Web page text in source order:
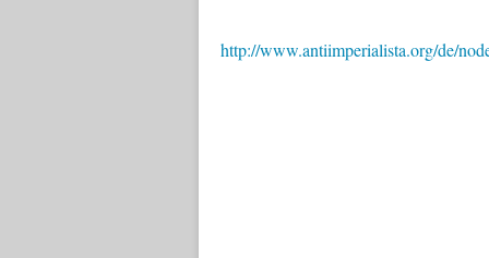
http://www.antiimperialista.org/de/